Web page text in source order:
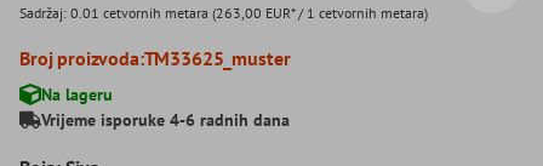
Sadržaj: 0.01 cetvornih metara (263,00 EUR* / 1 cetvornih metara)
Broj proizvoda:TM33625_muster
Na lageru
Vrijeme isporuke 4-6 radnih dana